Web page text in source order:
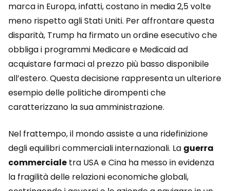
marca in Europa, infatti, costano in media 2,5 volte
meno rispetto agli Stati Uniti. Per affrontare questa
disparità, Trump ha firmato un ordine esecutivo che
obbliga i programmi Medicare e Medicaid ad
acquistare farmaci al prezzo più basso disponibile
all’estero. Questa decisione rappresenta un ulteriore
esempio delle politiche dirompenti che
caratterizzano la sua amministrazione.
Nel frattempo, il mondo assiste a una ridefinizione
degli equilibri commerciali internazionali. La guerra
commerciale tra USA e Cina ha messo in evidenza
la fragilità delle relazioni economiche globali,